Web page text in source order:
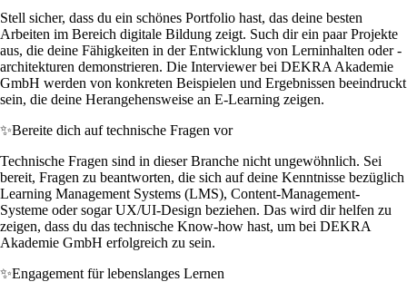
Stell sicher, dass du ein schönes Portfolio hast, das deine besten
Arbeiten im Bereich digitale Bildung zeigt. Such dir ein paar Projekte
aus, die deine Fähigkeiten in der Entwicklung von Lerninhalten oder -
architekturen demonstrieren. Die Interviewer bei DEKRA Akademie
GmbH werden von konkreten Beispielen und Ergebnissen beeindruckt
sein, die deine Herangehensweise an E-Learning zeigen.
✨Bereite dich auf technische Fragen vor
Technische Fragen sind in dieser Branche nicht ungewöhnlich. Sei
bereit, Fragen zu beantworten, die sich auf deine Kenntnisse bezüglich
Learning Management Systems (LMS), Content-Management-
Systeme oder sogar UX/UI-Design beziehen. Das wird dir helfen zu
zeigen, dass du das technische Know-how hast, um bei DEKRA
Akademie GmbH erfolgreich zu sein.
✨Engagement für lebenslanges Lernen